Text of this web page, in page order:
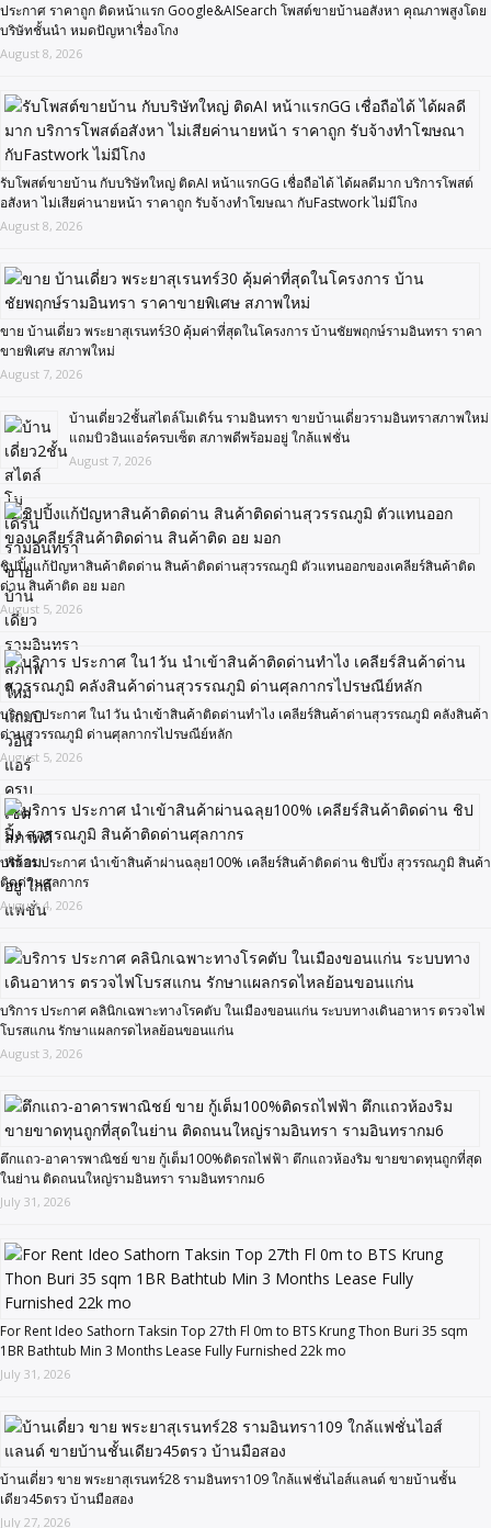
ประกาศ ราคาถูก ติดหน้าแรก Google&AISearch โพสต์ขายบ้านอสังหา คุณภาพสูงโดย
บริษัทชั้นนำ หมดปัญหาเรื่องโกง
August 8, 2026
รับโพสต์ขายบ้าน กับบริษัทใหญ่ ติดAI หน้าแรกGG เชื่อถือได้ ได้ผลดีมาก บริการโพสต์
อสังหา ไม่เสียค่านายหน้า ราคาถูก รับจ้างทำโฆษณา กับFastwork ไม่มีโกง
August 8, 2026
ขาย บ้านเดี่ยว พระยาสุเรนทร์30 คุ้มค่าที่สุดในโครงการ บ้านชัยพฤกษ์รามอินทรา ราคา
ขายพิเศษ สภาพใหม่
August 7, 2026
บ้านเดี่ยว2ชั้นสไตล์โมเดิร์น รามอินทรา ขายบ้านเดี่ยวรามอินทราสภาพใหม่
แถมบิวอินแอร์ครบเซ็ต สภาพดีพร้อมอยู่ ใกล้แฟชั่น
August 7, 2026
ชิปปิ้งแก้ปัญหาสินค้าติดด่าน สินค้าติดด่านสุวรรณภูมิ ตัวแทนออกของเคลียร์สินค้าติด
ด่าน สินค้าติด อย มอก
August 5, 2026
บริการ ประกาศ ใน1วัน นำเข้าสินค้าติดด่านทำไง เคลียร์สินค้าด่านสุวรรณภูมิ คลังสินค้า
ด่านสุวรรณภูมิ ด่านศุลกากรไปรษณีย์หลัก
August 5, 2026
บริการ ประกาศ นำเข้าสินค้าผ่านฉลุย100% เคลียร์สินค้าติดด่าน ชิปปิ้ง สุวรรณภูมิ สินค้า
ติดด่านศุลกากร
August 4, 2026
บริการ ประกาศ คลินิกเฉพาะทางโรคตับ ในเมืองขอนแก่น ระบบทางเดินอาหาร ตรวจไฟ
โบรสแกน รักษาแผลกรดไหลย้อนขอนแก่น
August 3, 2026
ตึกแถว-อาคารพาณิชย์ ขาย กู้เต็ม100%ติดรถไฟฟ้า ตึกแถวห้องริม ขายขาดทุนถูกที่สุด
ในย่าน ติดถนนใหญ่รามอินทรา รามอินทรากม6
July 31, 2026
For Rent Ideo Sathorn Taksin Top 27th Fl 0m to BTS Krung Thon Buri 35 sqm
1BR Bathtub Min 3 Months Lease Fully Furnished 22k mo
July 31, 2026
บ้านเดี่ยว ขาย พระยาสุเรนทร์28 รามอินทรา109 ใกล้แฟชั่นไอส์แลนด์ ขายบ้านชั้น
เดียว45ตรว บ้านมือสอง
July 27, 2026